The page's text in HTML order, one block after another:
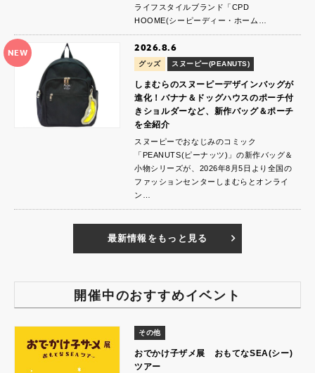
ライフスタイルブランド「CPD
HOOME(シーピーディー・ホーム…
NEW 2026.8.6
グッズ スヌーピー(PEANUTS)
しまむらのスヌーピーデザインバッグが
進化！バナナ＆ドッグハウスのポーチ付
きショルダーなど、新作バッグ＆ポーチ
を全紹介
スヌーピーでおなじみのコミック
「PEANUTS(ピーナッツ)」の新作バッグ＆
小物シリーズが、2026年8月5日より全国の
ファッションセンターしまむらとオンライ
ン…
最新情報をもっと見る
開催中のおすすめイベント
その他
おでかけ子ザメ展 おもてなSEA(シー)
ツアー